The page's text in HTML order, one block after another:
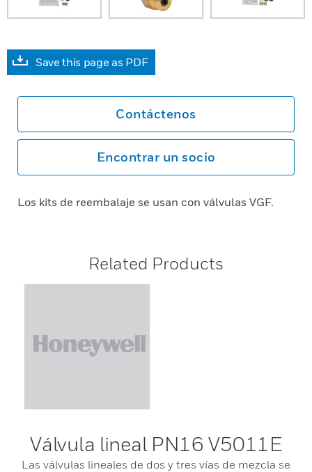
Save this page as PDF
Contáctenos
Encontrar un socio
Los kits de reembalaje se usan con válvulas VGF.
Related Products
Válvula lineal PN16 V5011E
Las válvulas lineales de dos y tres vías de mezcla se